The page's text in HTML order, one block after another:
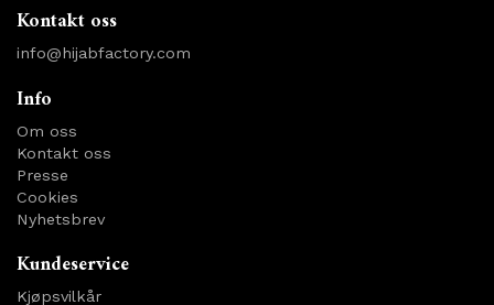
Kontakt oss
info@hijabfactory.com
Info
Om oss
Kontakt oss
Presse
Cookies
Nyhetsbrev
Kundeservice
Kjøpsvilkår